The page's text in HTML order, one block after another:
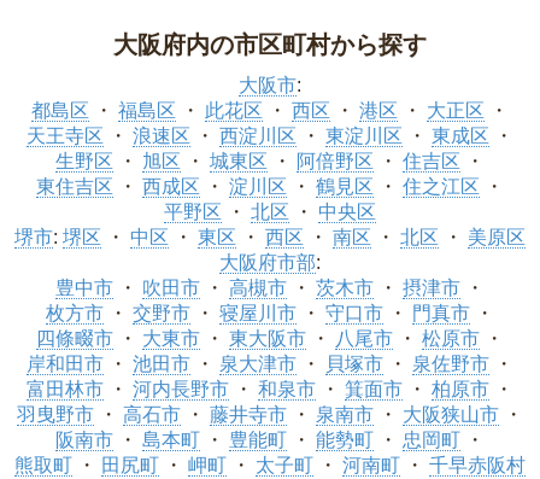
大阪府内の市区町村から探す
大阪市:
都島区
福島区 此花区 西区 港区
大正区
天王寺区
浪速区 西淀川区 東淀川区
東成区
生野区
旭区 城東区 阿倍野区
住吉区
東住吉区
西成区 淀川区 鶴見区
住之江区
平野区
北区
中央区
堺市: 堺区 中区 東区 西区 南区 北区
美原区
大阪府市部:
豊中市
吹田市 高槻市 茨木市
摂津市
枚方市
交野市 寝屋川市 守口市
門真市
四條畷市
大東市 東大阪市 八尾市
松原市
岸和田市
池田市 泉大津市 貝塚市
泉佐野市
富田林市
河内長野市 和泉市 箕面市
柏原市
羽曳野市
高石市 藤井寺市 泉南市
大阪狭山市
阪南市
島本町 豊能町 能勢町
忠岡町
熊取町
田尻町 岬町 太子町 河南町 千早赤阪村